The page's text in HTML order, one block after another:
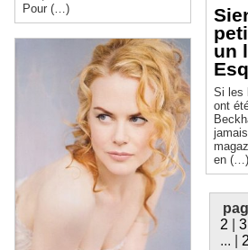
Pour (…)
un
Si les
ont
en (…)
2
3
... |